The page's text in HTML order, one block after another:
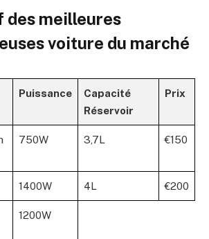
des meilleures
voiture du marché
Puissance
Capacité
Réservoir
Prix
750W 3,7L €150
1400W 4L €200
1200W